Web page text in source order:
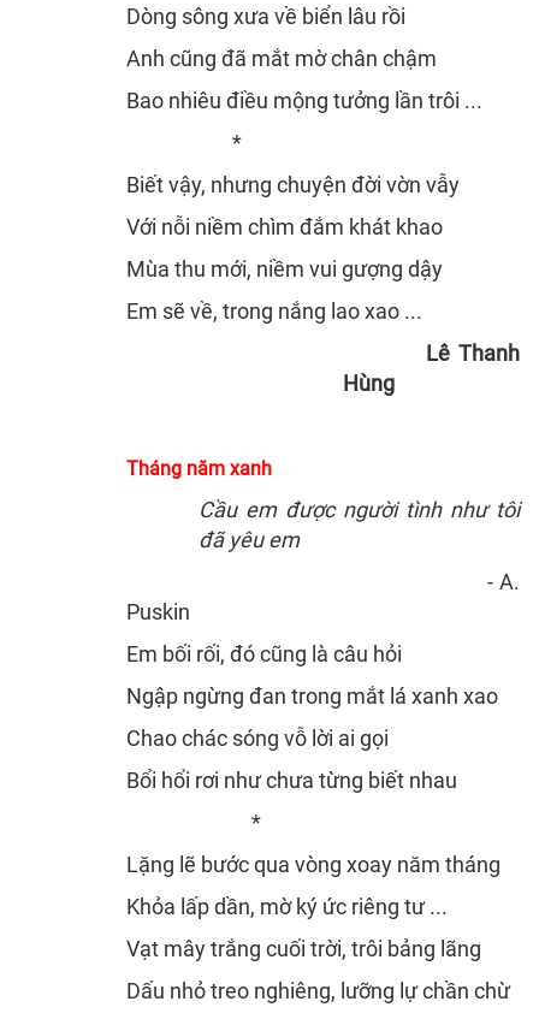
Dòng sông xưa về biển lâu rồi
Anh cũng đã mắt mờ chân chậm
Bao nhiêu điều mộng tưởng lần trôi ...
*
Biết vậy, nhưng chuyện đời vờn vẫy
Với nỗi niềm chìm đắm khát khao
Mùa thu mới, niềm vui gượng dậy
Em sẽ về, trong nắng lao xao ...
Lê Thanh
Hùng
Tháng năm xanh
Cầu em được người tình như tôi
đã yêu em
- A.
Puskin
Em bối rối, đó cũng là câu hỏi
Ngập ngừng đan trong mắt lá xanh xao
Chao chác sóng vỗ lời ai gọi
Bổi hổi rơi như chưa từng biết nhau
*
Lặng lẽ bước qua vòng xoay năm tháng
Khỏa lấp dần, mờ ký ức riêng tư ...
Vạt mây trắng cuối trời, trôi bảng lãng
Dấu nhỏ treo nghiêng, lưỡng lự chần chừ